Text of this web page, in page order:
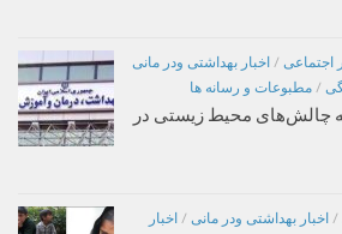
اجتماعی / اخبار بهداشتی ودر مانی
/ مطبوعات و رسانه ها
چالش‌های محیط زیستی در
/ اخبار بهداشتی ودر مانی / اخبار